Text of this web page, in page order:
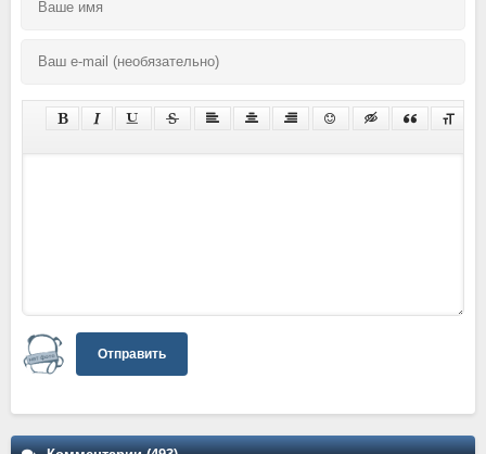
Отправить